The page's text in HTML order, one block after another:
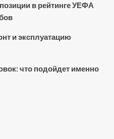
в рейтинге УЕФА
и эксплуатацию
что подойдет именно